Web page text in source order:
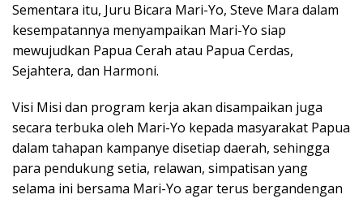
Sementara itu, Juru Bicara Mari-Yo, Steve Mara dalam
kesempatannya menyampaikan Mari-Yo siap
mewujudkan Papua Cerah atau Papua Cerdas,
Sejahtera, dan Harmoni.
Visi Misi dan program kerja akan disampaikan juga
secara terbuka oleh Mari-Yo kepada masyarakat Papua
dalam tahapan kampanye disetiap daerah, sehingga
para pendukung setia, relawan, simpatisan yang
selama ini bersama Mari-Yo agar terus bergandengan